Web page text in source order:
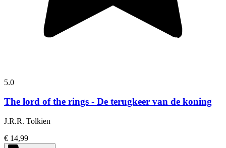
5.0
The lord of the rings - De terugkeer van de koning
J.R.R. Tolkien
€ 14,99